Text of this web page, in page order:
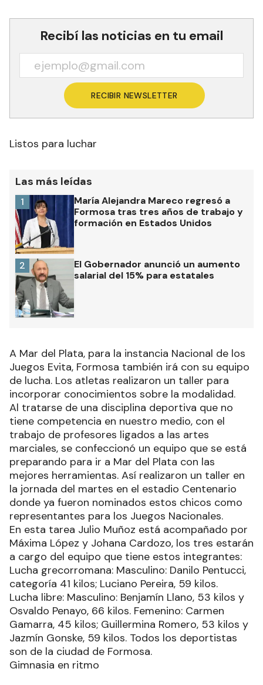
Recibí las noticias en tu email
RECIBIR NEWSLETTER
Listos para luchar
Las más leídas
María Alejandra Mareco regresó a
Formosa tras tres años de trabajo y
formación en Estados Unidos
1
El Gobernador anunció un aumento
salarial del 15% para estatales
2
A Mar del Plata, para la instancia Nacional de los
Juegos Evita, Formosa también irá con su equipo
de lucha. Los atletas realizaron un taller para
incorporar conocimientos sobre la modalidad.
Al tratarse de una disciplina deportiva que no
tiene competencia en nuestro medio, con el
trabajo de profesores ligados a las artes
marciales, se confeccionó un equipo que se está
preparando para ir a Mar del Plata con las
mejores herramientas. Así realizaron un taller en
la jornada del martes en el estadio Centenario
donde ya fueron nominados estos chicos como
representantes para los Juegos Nacionales.
En esta tarea Julio Muñoz está acompañado por
Máxima López y Johana Cardozo, los tres estarán
a cargo del equipo que tiene estos integrantes:
Lucha grecorromana: Masculino: Danilo Pentucci,
categoría 41 kilos; Luciano Pereira, 59 kilos.
Lucha libre: Masculino: Benjamín Llano, 53 kilos y
Osvaldo Penayo, 66 kilos. Femenino: Carmen
Gamarra, 45 kilos; Guillermina Romero, 53 kilos y
Jazmín Gonske, 59 kilos. Todos los deportistas
son de la ciudad de Formosa.
Gimnasia en ritmo